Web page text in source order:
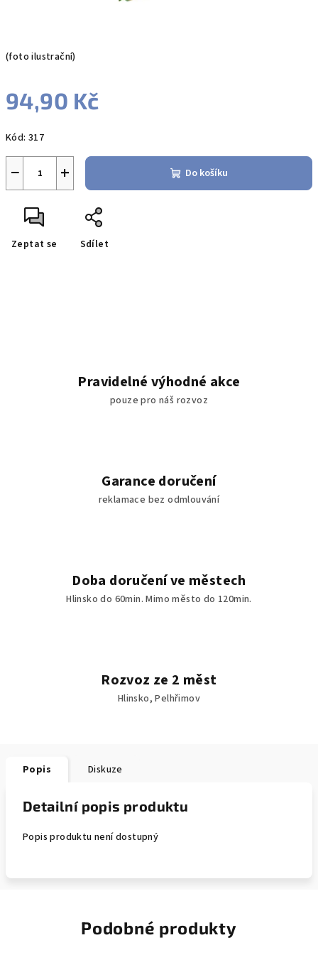
(foto ilustrační)
94,90 Kč
cena:
Kód: 317
+
− Do košíku
Zeptat se Sdílet
Pravidelné výhodné akce
pouze pro náš rozvoz
Garance doručení
reklamace bez odmlouvání
Doba doručení ve městech
Hlinsko do 60min. Mimo město do 120min.
Rozvoz ze 2 měst
Hlinsko, Pelhřimov
Popis Diskuze
Detailní popis produktu
Popis produktu není dostupný
Podobné produkty